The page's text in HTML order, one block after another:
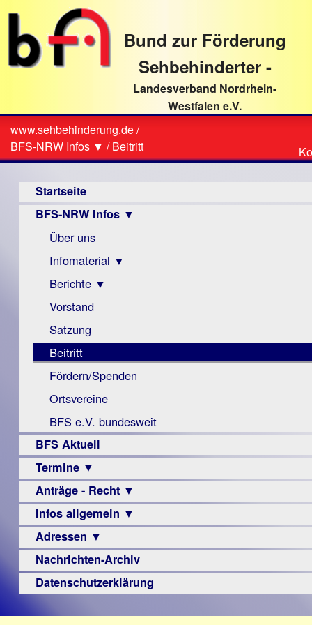
direkt
Textinhalt
Bund zur Förderung
Sehbehinderter -
Landesverband Nordrhein-
Westfalen e.V.
Sie
sind
hier
www.sehbehinderung.de/
BFS-NRW Infos ▼ /Beitritt
Startseite
BFS-NRW Infos ▼
Über uns
Infomaterial ▼
Visus
Zeitschrift
Monokular
Mac
Instagram-
Links
Berichte ▼
Archiv
Berichte
Vorstand
Satzung
Beitritt
Fördern/Spenden
Ortsvereine
BFS e.V. bundesweit
BFS Aktuell
Termine ▼
Veranstaltungsprogramme
Anträge - Recht ▼
Archiv
Urteile
Infos allgemein ▼
Sehbehinderung
Frühförderung
Schule
–
Adressen ▼
Augenoptiker
Berufsbildungswerke
Nachrichten-Archiv
Datenschutzerklärung